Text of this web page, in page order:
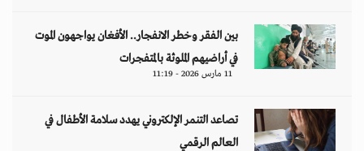
بين الفقر وخطر الانفجار.. الأفغان يواجهون الموت
في أراضيهم الملوثة بالمتفجرات
11 مارس 2026 - 11:19
تصاعد التنمر الإلكتروني يهدد سلامة الأطفال في
العالم الرقمي